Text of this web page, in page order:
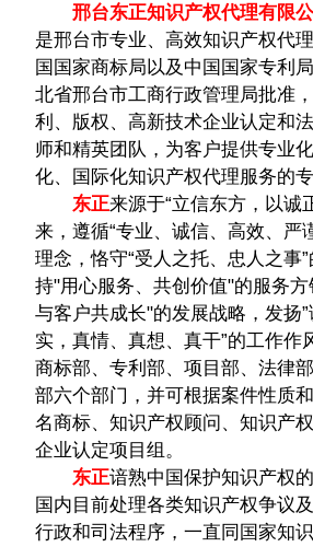
邢台东正知识产权代理有限
是邢台​‌‌市专业、高效知识产权代
国国家商标局以及中国国家专利
北省邢台市工商行政管理局批准
利、版权、高新技术企业认定和
师和精英团队，为客户提供专业
化、国际化知识产权代理服务的专
东正来源于“立信东方，以诚
来，遵循“专业、诚信、高效、严
理念，恪守“受人之托、忠人之事
持"用心服务、共创价值"的服务方
与客户共成长"的发展战略，发扬
实，真情、真想、真干”的工作作
商标部、专利部、项目部、法律
部六个部门，并可根据案件性质
名商标、知识产权顾问、知识产
企业认定项目组。
东正谙熟中国保护知识产权
国内目前处理各类知识产权争议
行政和司法程序，一直同国家知